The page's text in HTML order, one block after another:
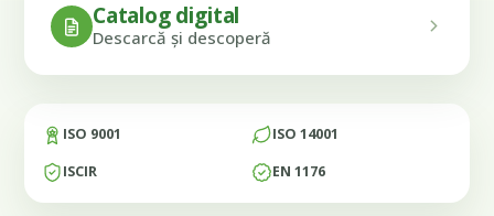
Catalog digital
Descarcă și descoperă
ISO 9001
ISO 14001
ISCIR
EN 1176